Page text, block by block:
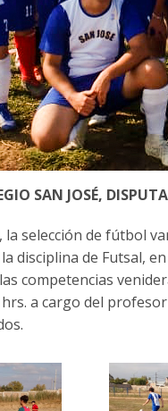
SAN JOSÉ,
la selección de fútbol
disciplina de Futsal,
competencias
hrs. a cargo del